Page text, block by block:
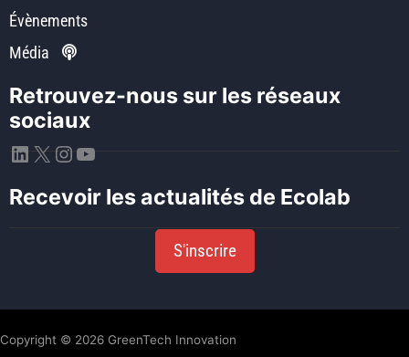
Évènements
Média
Retrouvez-nous sur les réseaux
sociaux
LinkedIn
X Instagram
YouTube
Recevoir les actualités de Ecolab
S'inscrire
Copyright © 2026 GreenTech Innovation